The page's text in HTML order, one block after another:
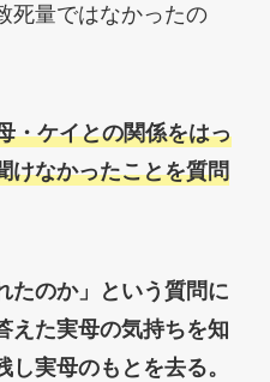
死量ではなかったの
・ケイとの関係をはっ
けなかったことを質問
たのか」という質問に
えた実母の気持ちを知
実母のもとを去る。